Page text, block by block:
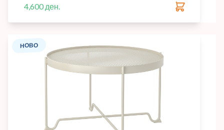
4,600 ден.
НОВО